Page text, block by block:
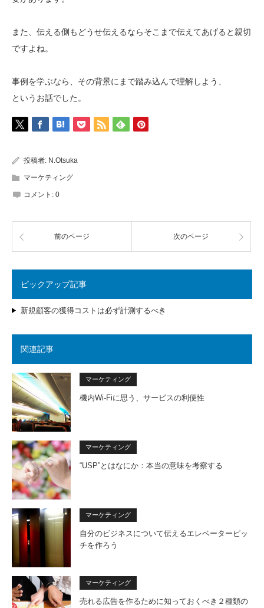
また、伝える側もどうせ伝えるならそこまで伝えてあげると親切
ですよね。
事例を学ぶなら、その背景にまで踏み込んで理解しよう、
というお話でした。
投稿者: N.Otsuka
マーケティング
コメント: 0
前のページ 次のページ
ピックアップ記事
新規顧客の獲得コストは必ず計測するべき
関連記事
マーケティング
機内Wi-Fiに思う、サービスの利便性
マーケティング
“USP”とはなにか：本当の意味を考察する
マーケティング
自分のビジネスについて伝えるエレベーターピッ
チを作ろう
マーケティング
売れる広告を作るために知っておくべき２種類の